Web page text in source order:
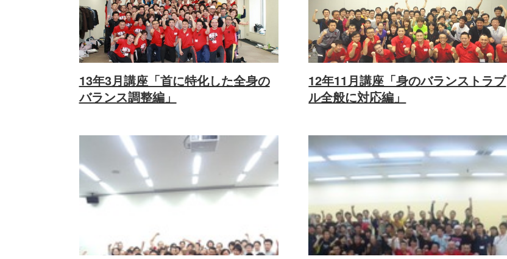
13年3月講座「首に特化した全身の
バランス調整編」
12年11月講座「身のバランストラブ
ル全般に対応編」